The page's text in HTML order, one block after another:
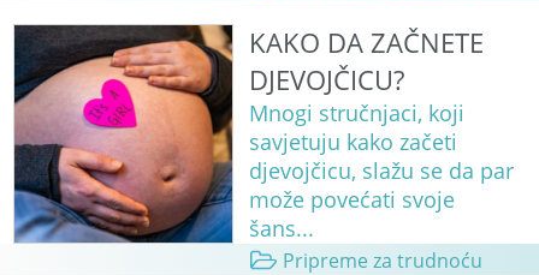
KAKO DA ZAČNETE
DJEVOJČICU?
Mnogi stručnjaci, koji
savjetuju kako začeti
djevojčicu, slažu se da par
može povećati svoje
šans...
Pripreme za trudnoću